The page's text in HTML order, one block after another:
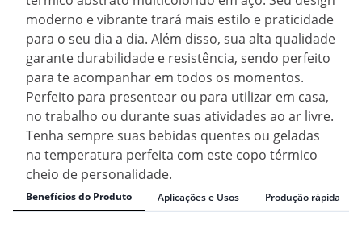
moderno e vibrante trará mais estilo e praticidade
para o seu dia a dia. Além disso, sua alta qualidade
garante durabilidade e resistência, sendo perfeito
para te acompanhar em todos os momentos.
Perfeito para presentear ou para utilizar em casa,
no trabalho ou durante suas atividades ao ar livre.
Tenha sempre suas bebidas quentes ou geladas
na temperatura perfeita com este copo térmico
cheio de personalidade.
Benefícios do Produto Aplicações e Usos Produção rápida